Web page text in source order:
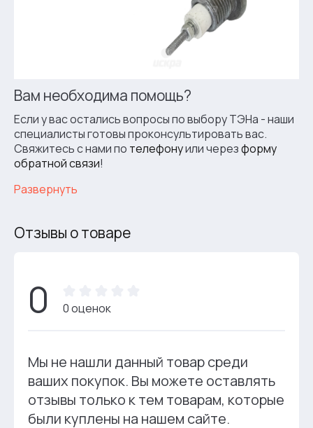
Вам необходима помощь?
Если у вас остались вопросы по выбору ТЭНа - наши
специалисты готовы проконсультировать вас.
Свяжитесь с нами по телефонуили черезформу
обратной связи!
Развернуть
Отзывы о товаре
0 0 оценок
Мы не нашли данный товар среди
ваших покупок. Вы можете оставлять
отзывы только к тем товарам, которые
были куплены на нашем сайте.